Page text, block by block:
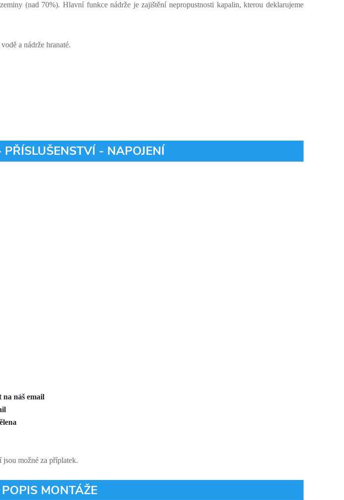
(nad 70%). Hlavní funkce nádrže je zajištění nepropustnosti kapalin, kterou deklarujeme
a nádrže hranaté.
- NAPOJENÍ
na náš email
možné za příplatek.
MONTÁŽE